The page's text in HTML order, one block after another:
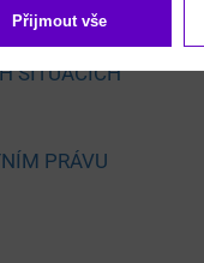
SITUACÍCH
PRÁVU
Přijmout vše